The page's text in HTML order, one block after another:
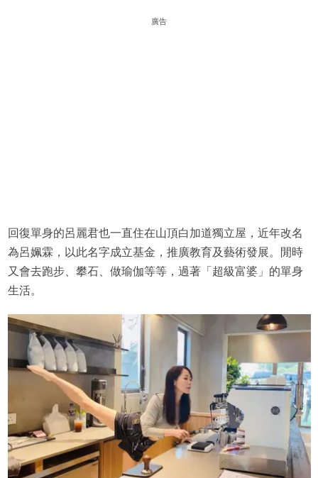
廣告
回復單身的呂麗君也一直住在山頂白加道獨立屋，近年改名
為呂姵霖，以此名字成立基金，推廣教育及藝術發展。閒時
又會去跑步、攀石、做瑜伽等等，過著「超級富婆」的單身
生活。